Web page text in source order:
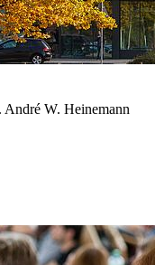
W. Heinemann